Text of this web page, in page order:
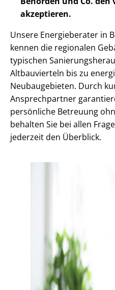
akzeptieren.
Unsere Energieberater in
kennen die regionalen
typischen
Altbauvierteln bis zu
Neubaugebieten. Durch
Ansprechpartner
persönliche Betreuung
behalten Sie bei allen
jederzeit den Überblick.